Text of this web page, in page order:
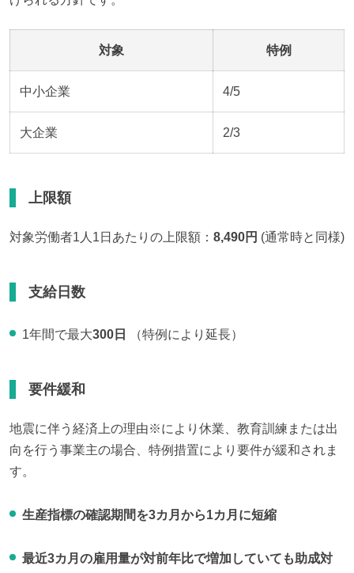
対象 特例
中小企業 4/5
大企業 2/3
上限額
対象労働者1人1日あたりの上限額： 8,490円 (通常時と同様)
支給日数
1年間で最大300日 （特例により延長）
要件緩和
地震に伴う経済上の理由※により休業、教育訓練または出
向を行う事業主の場合、特例措置により要件が緩和されま
す。
生産指標の確認期間を3カ月から1カ月に短縮
最近3カ月の雇用量が対前年比で増加していても助成対